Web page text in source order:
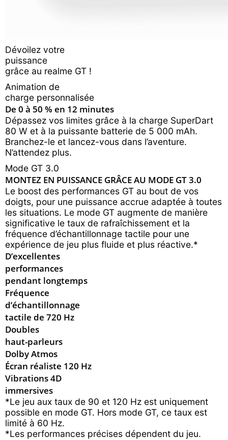
Dévoilez votre
puissance
grâce au realme GT !
Animation de
charge personnalisée
De 0 à 50 % en 12 minutes
Dépassez vos limites grâce à la charge SuperDart
80 W et à la puissante batterie de 5 000 mAh.
Branchez-le et lancez-vous dans l’aventure.
N’attendez plus.
Mode GT 3.0
MONTEZ EN PUISSANCE GRÂCE AU MODE GT 3.0
Le boost des performances GT au bout de vos
doigts, pour une puissance accrue adaptée à toutes
les situations. Le mode GT augmente de manière
significative le taux de rafraîchissement et la
fréquence d’échantillonnage tactile pour une
expérience de jeu plus fluide et plus réactive.*
D’excellentes
performances
pendant longtemps
Fréquence
d’échantillonnage
tactile de 720 Hz
Doubles
haut-parleurs
Dolby Atmos
Écran réaliste 120 Hz
Vibrations 4D
immersives
*Le jeu aux taux de 90 et 120 Hz est uniquement
possible en mode GT. Hors mode GT, ce taux est
limité à 60 Hz.
*Les performances précises dépendent du jeu.